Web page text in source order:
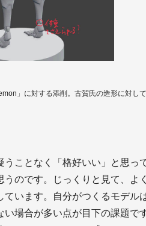
」に対する添削。古賀氏の造形に対し
うことなく「格好いい」と思
うのです。じっくりと見て、よ
ています。自分がつくるモデル
い場合が多い点が目下の課題で